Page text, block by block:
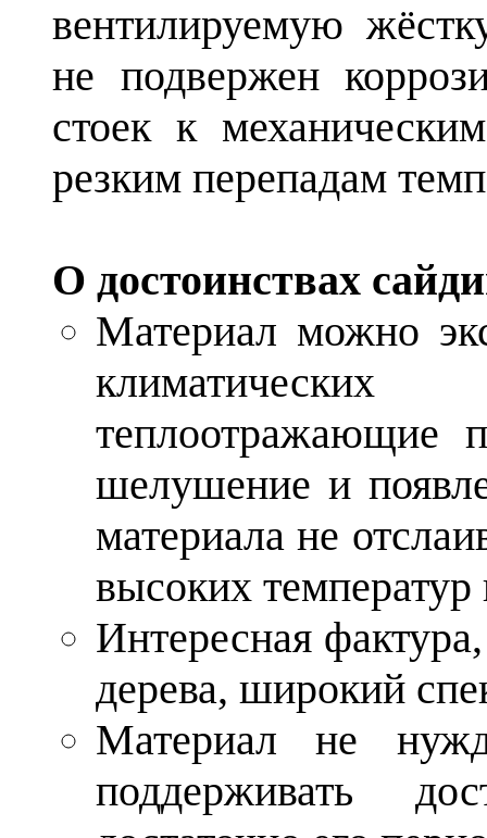
вентилируемую
не подвержен
стоек к
резким перепадам
О достоинствах
Материал можно
теплоотражающие
шелушение и
материала не
высоких
Интересная
дерева, широкий
Материал не
поддерживать